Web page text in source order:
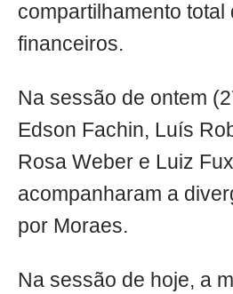
compartilhamento total
financeiros.
Na sessão de ontem
Edson Fachin, Luís
Rosa Weber e Luiz
acompanharam a
por Moraes.
Na sessão de hoje, a